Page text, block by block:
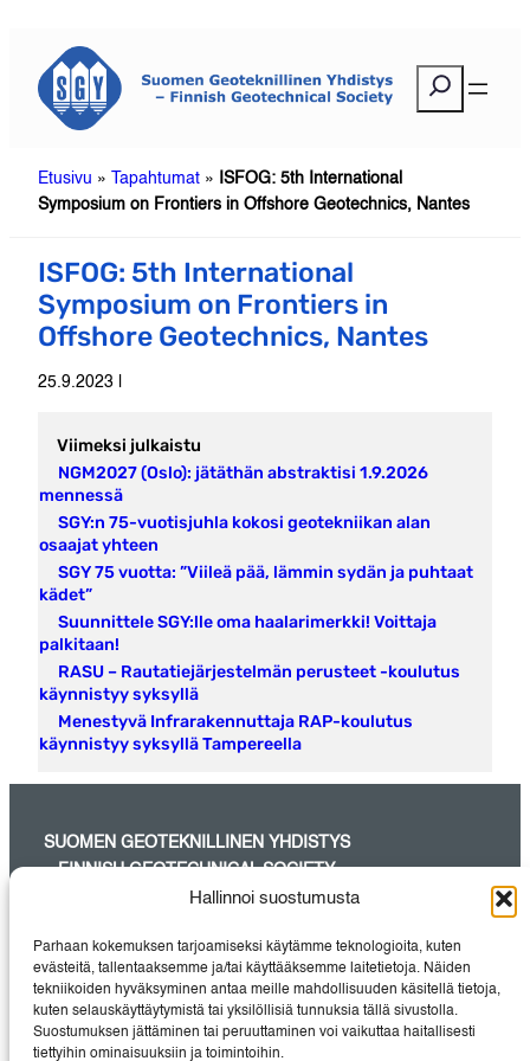
Hallinnoi suostumusta
Parhaan kokemuksen tarjoamiseksi käytämme teknologioita, kuten
evästeitä, tallentaaksemme ja/tai käyttääksemme laitetietoja. Näiden
tekniikoiden hyväksyminen antaa meille mahdollisuuden käsitellä tietoja,
kuten selauskäyttäytymistä tai yksilöllisiä tunnuksia tällä sivustolla.
Suostumuksen jättäminen tai peruuttaminen voi vaikuttaa haitallisesti
tiettyihin ominaisuuksiin ja toimintoihin.
sisältöön
Etusivu » Tapahtumat »
ISFOG: 5th International
Symposium on Frontiers in Offshore Geotechnics, Nantes
ISFOG: 5th International
Symposium on Frontiers in
Offshore Geotechnics, Nantes
25.9.2023 |
Viimeksi julkaistu
NGM2027 (Oslo): jätäthän abstraktisi 1.9.2026
mennessä
SGY:n 75-vuotisjuhla kokosi geotekniikan alan
osaajat yhteen
SGY 75 vuotta: ”Viileä pää, lämmin sydän ja puhtaat
kädet”
Suunnittele SGY:lle oma haalarimerkki! Voittaja
palkitaan!
RASU – Rautatiejärjestelmän perusteet -koulutus
käynnistyy syksyllä
Menestyvä Infrarakennuttaja RAP-koulutus
käynnistyy syksyllä Tampereella
SUOMEN GEOTEKNILLINEN YHDISTYS
– FINNISH GEOTECHNICAL SOCIETY
materiaalitoimittajien pätevin yhteisö Suomessa.